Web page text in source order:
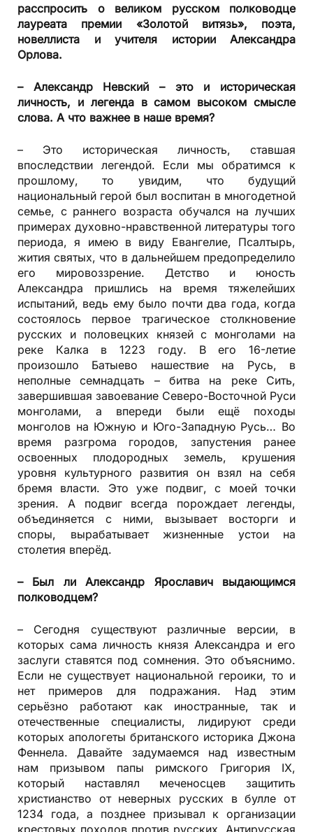
расспросить о великом русском полководце
лауреата премии «Золотой витязь», поэта,
новеллиста и учителя истории Александра
Орлова.
– Александр Невский – это и историческая
личность, и легенда в самом высоком смысле
слова. А что важнее в наше время?
– Это историческая личность, ставшая
впоследствии легендой. Если мы обратимся к
прошлому, то увидим, что будущий
национальный герой был воспитан в многодетной
семье, с раннего возраста обучался на лучших
примерах духовно-нравственной литературы того
периода, я имею в виду Евангелие, Псалтырь,
жития святых, что в дальнейшем предопределило
его мировоззрение. Детство и юность
Александра пришлись на время тяжелейших
испытаний, ведь ему было почти два года, когда
состоялось первое трагическое столкновение
русских и половецких князей с монголами на
реке Калка в 1223 году. В его 16-летие
произошло Батыево нашествие на Русь, в
неполные семнадцать – битва на реке Сить,
завершившая завоевание Северо-Восточной Руси
монголами, а впереди были ещё походы
монголов на Южную и Юго-Западную Русь… Во
время разгрома городов, запустения ранее
освоенных плодородных земель, крушения
уровня культурного развития он взял на себя
бремя власти. Это уже подвиг, с моей точки
зрения. А подвиг всегда порождает легенды,
объединяется с ними, вызывает восторги и
споры, вырабатывает жизненные устои на
столетия вперёд.
– Был ли Александр Ярославич выдающимся
полководцем?
– Сегодня существуют различные версии, в
которых сама личность князя Александра и его
заслуги ставятся под сомнения. Это объяснимо.
Если не существует национальной героики, то и
нет примеров для подражания. Над этим
серьёзно работают как иностранные, так и
отечественные специалисты, лидируют среди
которых апологеты британского историка Джона
Феннела. Давайте задумаемся над известным
нам призывом папы римского Григория IX,
который наставлял меченосцев защитить
христианство от неверных русских в булле от
1234 года, а позднее призывал к организации
крестовых походов против русских. Антирусская